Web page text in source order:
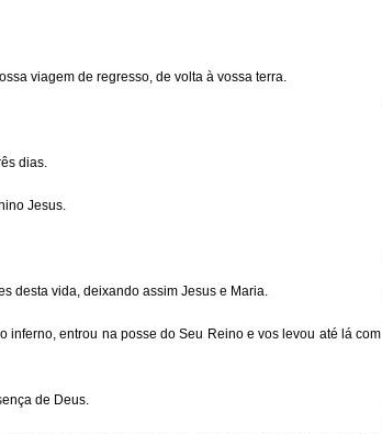
viagem de regresso, de volta à vossa terra.
dias.
Jesus.
desta vida, deixando assim Jesus e Maria.
entrou na posse do Seu Reino e vos levou até lá com
de Deus.